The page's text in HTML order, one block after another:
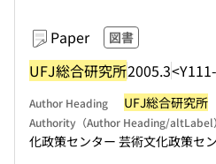
Paper 図書
UFJ総合研究所2005.3
Author Heading UFJ総合研究所
Authority（Author Heading/altLabel）
化政策センター 芸術文化政策セ